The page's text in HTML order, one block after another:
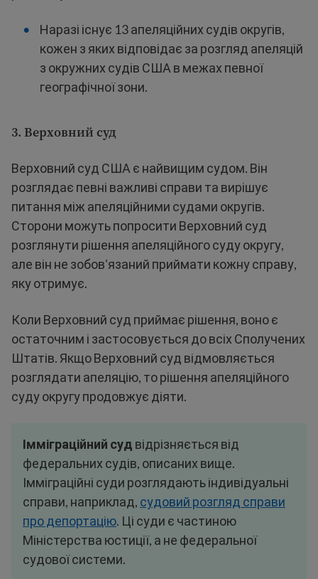
Наразі існує 13 апеляційних судів округів,
кожен з яких відповідає за розгляд апеляцій
з окружних судів США в межах певної
географічної зони.
3. Верховний суд
Верховний суд США є найвищим судом. Він
розглядає певні важливі справи та вирішує
питання між апеляційними судами округів.
Сторони можуть попросити Верховний суд
розглянути рішення апеляційного суду округу,
але він не зобов'язаний приймати кожну справу,
яку отримує.
Коли Верховний суд приймає рішення, воно є
остаточним і застосовується до всіх Сполучених
Штатів. Якщо Верховний суд відмовляється
розглядати апеляцію, то рішення апеляційного
суду округу продовжує діяти.
Імміграційний суд відрізняється від
федеральних судів, описаних вище.
Імміграційні суди розглядають індивідуальні
справи, наприклад, судовий розгляд справи
про депортацію. Ці суди є частиною
Міністерства юстиції, а не федеральної
судової системи.